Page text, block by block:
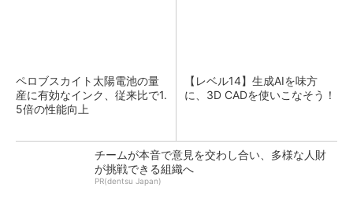
ペロブスカイト太陽電池の量
産に有効なインク、従来比で1.
5倍の性能向上
【レベル14】生成AIを味方
に、3D CADを使いこなそう！
チームが本音で意見を交わし合い、多様な人財
が挑戦できる組織へ
PR(dentsu Japan)